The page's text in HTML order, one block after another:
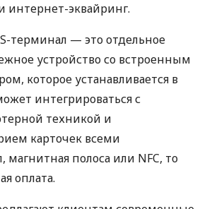
интернет-эквайринг.
терминал — это отдельное
устройство со встроенным
которое устанавливается в
интегрироваться с
техникой и
карточек всеми
полоса или NFC, то
оплата.